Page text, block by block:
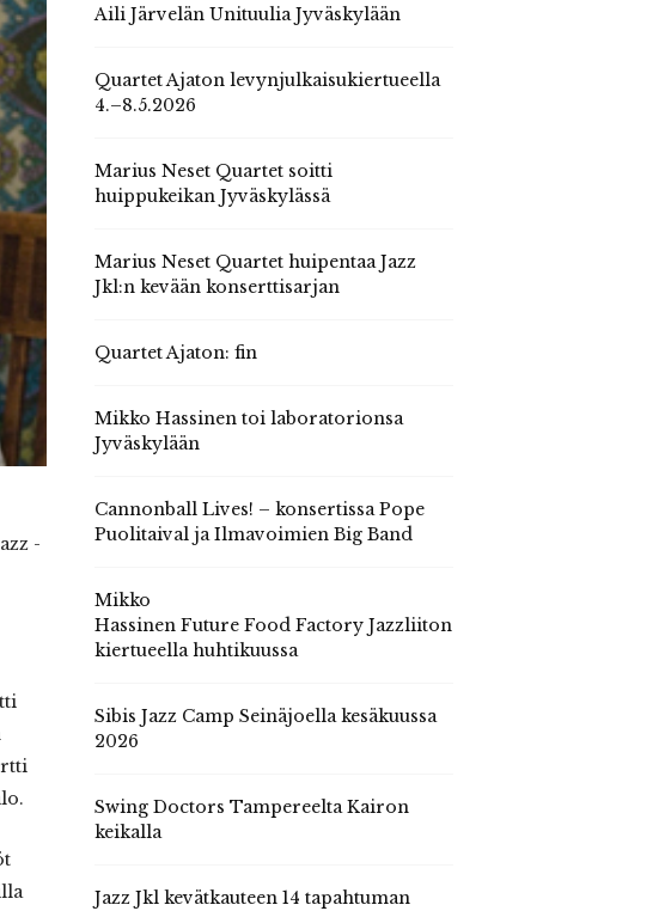
-
Aili Järvelän Unituulia Jyväskylään
Quartet Ajaton levynjulkaisukiertueella
4.–8.5.2026
Marius Neset Quartet soitti
huippukeikan Jyväskylässä
Marius Neset Quartet huipentaa Jazz
Jkl:n kevään konserttisarjan
Quartet Ajaton: fin
Mikko Hassinen toi laboratorionsa
Jyväskylään
Cannonball Lives! – konsertissa Pope
Puolitaival ja Ilmavoimien Big Band
Mikko
Hassinen Future Food Factory Jazzliiton
kiertueella huhtikuussa
Sibis Jazz Camp Seinäjoella kesäkuussa
2026
Swing Doctors Tampereelta Kairon
keikalla
Jazz Jkl kevätkauteen 14 tapahtuman